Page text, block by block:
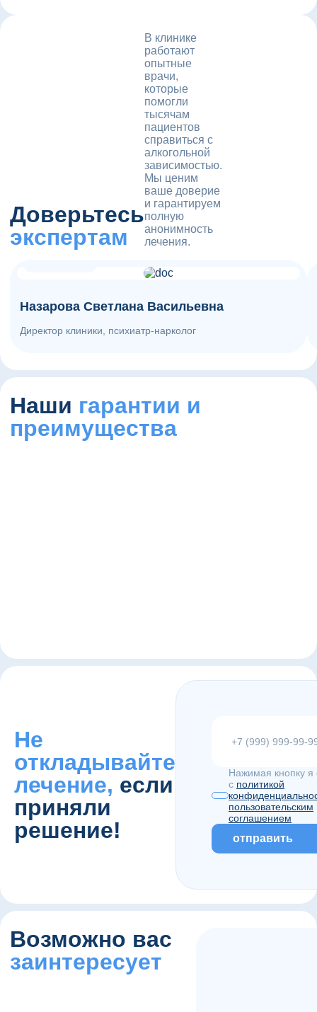
Доверьтесь
экспертам
В клинике
работают
опытные
врачи,
которые
помогли
тысячам
пациентов
справиться с
алкогольной
зависимостью.
Мы ценим
ваше доверие
и гарантируем
полную
анонимность
лечения.
Назарова Светлана Васильевна
Директор клиники, психиатр-нарколог
Наши гарантии и
преимущества
Не
откладывайте
лечение, если
приняли
решение!
Нажимая кнопку я
с политикой
пользовательским
соглашением
отправить
Возможно вас
заинтересует